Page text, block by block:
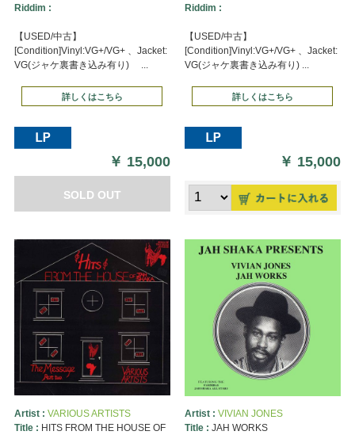
Riddim :
【USED/中古】
[Condition]Vinyl:VG+/VG+ 、Jacket:
VG(ジャケ裏書き込み有り) ...
詳しくはこちら
￥ 15,000
SOLD OUT
Riddim :
【USED/中古】
[Condition]Vinyl:VG+/VG+ 、Jacket:
VG(ジャケ裏書き込み有り) ...
詳しくはこちら
￥ 15,000
Artist : VARIOUS ARTISTS
Title : HITS FROM THE HOUSE OF
Artist : VIVIAN JONES
Title : JAH WORKS